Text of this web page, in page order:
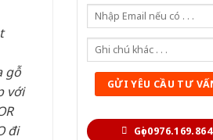
Gọi 0976.169.864
gỗ
với
đi